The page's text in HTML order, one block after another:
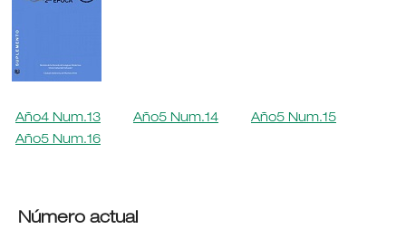
Año4 Num.13 Año5 Num.14
Año5 Num.15
Año5 Num.16
Número actual